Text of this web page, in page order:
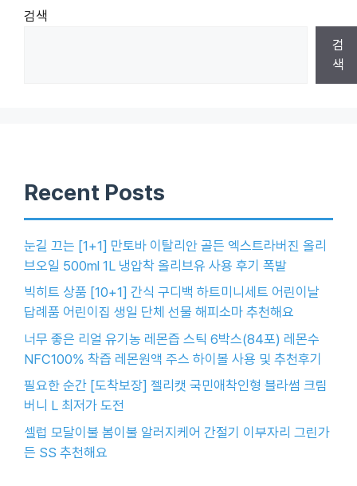
검색
검
색
Recent Posts
눈길 끄는 [1+1] 만토바 이탈리안 골든 엑스트라버진 올리
브오일 500ml 1L 냉압착 올리브유 사용 후기 폭발
빅히트 상품 [10+1] 간식 구디백 하트미니세트 어린이날
답례품 어린이집 생일 단체 선물 해피소마 추천해요
너무 좋은 리얼 유기농 레몬즙 스틱 6박스(84포) 레몬수
NFC100% 착즙 레몬원액 주스 하이볼 사용 및 추천후기
필요한 순간 [도착보장] 젤리캣 국민애착인형 블라썸 크림
버니 L 최저가 도전
셀럽 모달이불 봄이불 알러지케어 간절기 이부자리 그린가
든 SS 추천해요